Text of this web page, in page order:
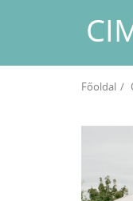
Főoldal